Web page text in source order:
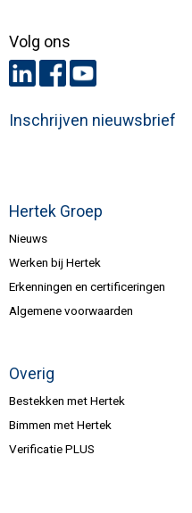
Hertek Groep
Nieuws
Werken bij Hertek
Erkenningen en certificeringen
Algemene voorwaarden
Overig
Bestekken met Hertek
Bimmen met Hertek
Verificatie PLUS
Volg ons
Inschrijven nieuwsbrief